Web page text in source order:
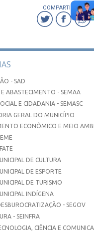
COMPARTILHAR
- SAD
E ABASTECIMENTO - SEMAA
E CIDADANIA - SEMASC
GERAL DO MUNICÍPIO
ECONÔMICO E MEIO
DE CULTURA
DE ESPORTE
DE TURISMO
INDÍGENA
- SEGOV
- SEINFRA
CIÊNCIA E